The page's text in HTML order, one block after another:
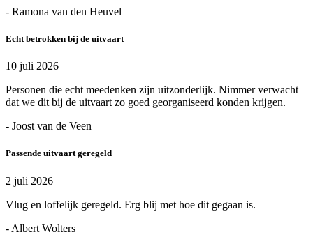
- Ramona van den Heuvel
Echt betrokken bij de uitvaart
10 juli 2026
Personen die echt meedenken zijn uitzonderlijk. Nimmer verwacht
dat we dit bij de uitvaart zo goed georganiseerd konden krijgen.
- Joost van de Veen
Passende uitvaart geregeld
2 juli 2026
Vlug en loffelijk geregeld. Erg blij met hoe dit gegaan is.
- Albert Wolters